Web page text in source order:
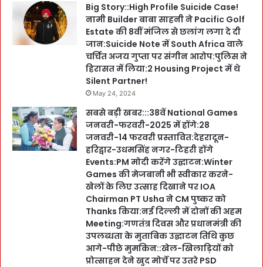
Big Story::High Profile Suicide Case!
नामी Builder बाबा साहनी ने Pacific Golf
Estate की 8वीं मंजिल से छलांग लगा दे दी
जान:Suicide Note में South Africa वाले
चर्चित अजय गुप्ता पर संगीन आरोप:पुलिस ने
हिरासत में लिया:2 Housing Project में थे
Silent Partner!
May 24, 2024
सबसे बड़ी खबर:::38वें National Games
जनवरी-फरवरी-2025 में होंगे:28
जनवरी-14 फरवरी प्रस्तावित:देहरादून-
हरिद्वार-उधमसिंह नगर-टिहरी होंगे
Events:PM मोदी करेंगे उद्घाटन:Winter
Games की मेजबानी भी स्वीकार करने-
खेलों के लिए उत्साह दिखाने पर IOA
Chairman PT Usha ने CM पुष्कर को
Thanks किया:नई दिल्ली में दोनों की अहम
Meeting:गणतंत्र दिवस और प्रधानमंत्री की
उपलब्धता के मुताबिक उद्घाटन तिथि कुछ
आगे-पीछे मुमकिन::खेल-खिलाड़ियों को
प्रोत्साहन देने खुद मोर्चे पर उतरे PSD